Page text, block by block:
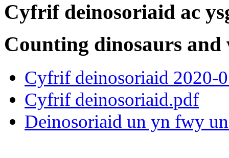
Cyfrif deinosoriaid ac
Counting dinosaurs
Cyfrif deinosoriaid 2020-
Cyfrif deinosoriaid.pdf
Deinosoriaid un yn fwy